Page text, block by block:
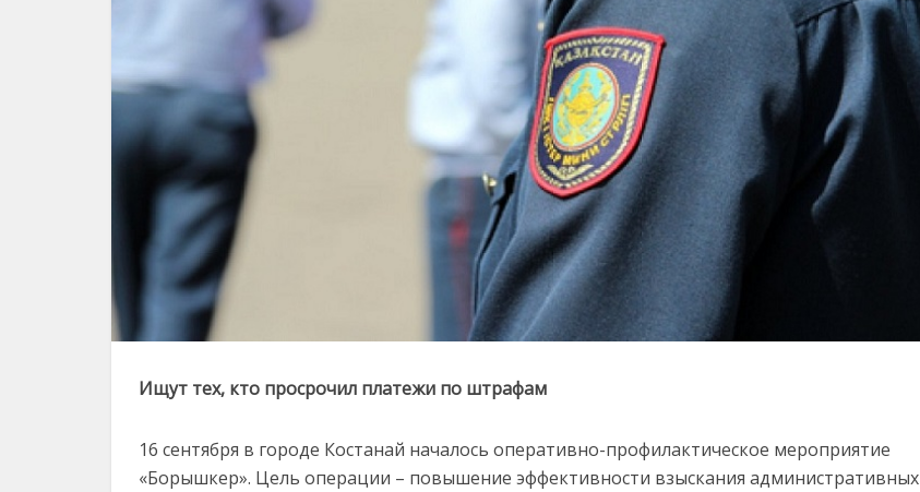
Ищут тех, кто просрочил платежи по штрафам
16 сентября в городе Костанай началось оперативно-профилактическое мероприятие
«Борышкер». Цель операции – повышение эффективности взыскания административных